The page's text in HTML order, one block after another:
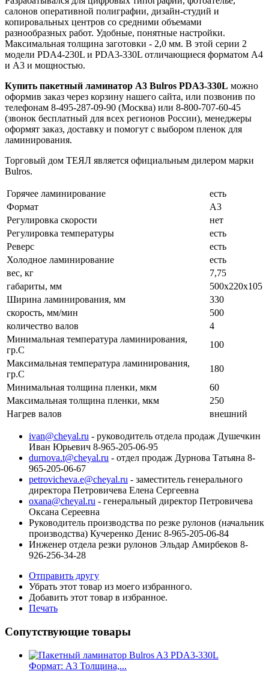
салонов оперативной полиграфии, дизайн-студий и
копировальных центров со средними объемами
разнообразных работ. Удобные, понятные настройки.
Максимальная толщина заготовки - 2,0 мм. В этой серии 2
модели PDA4-230L и PDA3-330L отличающиеся форматом А4
и А3 и мощностью.
Купить пакетный ламинатор А3 Bulros PDA3-330L можно
оформив заказ через корзину нашего сайта, или позвонив по
телефонам 8-495-287-09-90 (Москва) или 8-800-707-60-45
(звонок бесплатный для всех регионов России), менеджеры
оформят заказ, доставку и помогут с выбором пленок для
ламинирования.
Торговый дом ТЕЯЛ является официальным дилером марки
Bulros.
Горячее ламинирование
есть
Формат
А3
Регулировка скорости
нет
Регулировка температуры
есть
Реверс
есть
Холодное ламинирование
есть
вес, кг
7,75
габариты, мм
500х220х105
Ширина ламинирования, мм
330
скорость, мм/мин
500
количество валов
4
Минимальная температура ламинирования,
гр.С
100
Максимальная температура ламинирования,
гр.С
180
Минимальная толщина пленки, мкм
60
Максимальная толщина пленки, мкм
250
Нагрев валов
внешний
ivan@cheyal.ru - руководитель отдела продаж Душечкин
Иван Юрьевич 8-965-205-06-95
durnova.t@cheyal.ru - отдел продаж Дурнова Татьяна 8-
965-205-06-67
petrovicheva.e@cheyal.ru - заместитель генерального
директора Петровичева Елена Сергеевна
oxana@cheyal.ru - генеральный директор Петровичева
Оксана Сереевна
Руководитель производства по резке рулонов (начальник
производства) Кучеренко Денис 8-965-205-06-84
Инженер отдела резки рулонов Эльдар Амирбеков 8-
926-256-34-28
Отправить другу
Убрать этот товар из моего избранного.
Добавить этот товар в избранное.
Печать
Сопутствующие товары
Формат: А3 Толщина,...